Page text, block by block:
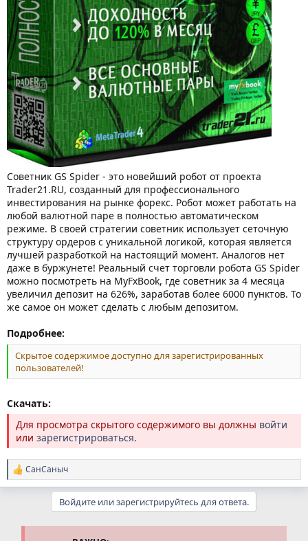
Советник GS Spider - это новейший робот от проекта
Trader21.RU, созданный для профессионального
инвестирования на рынке форекс. Робот может работать на
любой валютной паре в полностью автоматическом
режиме. В своей стратегии советник использует сеточную
структуру ордеров с уникальной логикой, которая является
лучшей разработкой на настоящий момент. Аналогов нет
даже в буржунете! Реальный счет торговли робота GS Spider
можно посмотреть на MyFxBook, где советник за 4 месяца
увеличил депозит на 626%, заработав более 6000 пунктов. То
же самое он может сделать с любым депозитом.
Подробнее:
Скрытое содержимое доступно для зарегистрированных
пользователей!
Скачать:
Для просмотра скрытого содержимого вы должны войти
или зарегистрироваться.
Р
е
СанСаныч
Войдите или зарегистрируйтесь для ответа.